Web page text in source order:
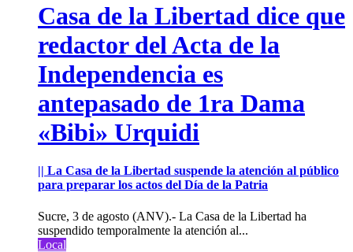
Casa de la Libertad dice que
redactor del Acta de la
Independencia es
antepasado de 1ra Dama
«Bibi» Urquidi
|| La Casa de la Libertad suspende la atención al público
para preparar los actos del Día de la Patria
Sucre, 3 de agosto (ANV).- La Casa de la Libertad ha
suspendido temporalmente la atención al...
Local